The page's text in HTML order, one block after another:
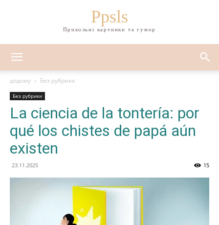
Ppsls
Прикольні картинки та гумор
додому Без рубрики
Без рубрики
La ciencia de la tontería: por
qué los chistes de papá aún
existen
23.11.2025 15